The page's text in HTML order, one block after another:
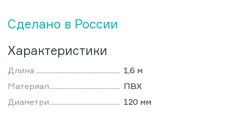
Сделано в России
Характеристики
Длина
1,6 м
Материал
ПВХ
Диаметри
120 мм